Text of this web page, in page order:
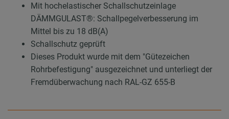
Mit hochelastischer Schallschutzeinlage
DÄMMGULAST®: Schallpegelverbesserung im
Mittel bis zu 18 dB(A)
Schallschutz geprüft
Dieses Produkt wurde mit dem "Gütezeichen
Rohrbefestigung" ausgezeichnet und unterliegt der
Fremdüberwachung nach RAL-GZ 655-B